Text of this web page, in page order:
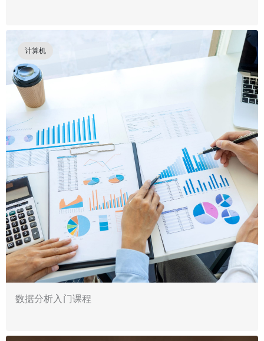
计算机
数据分析入门课程